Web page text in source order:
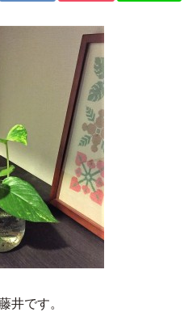
井です。